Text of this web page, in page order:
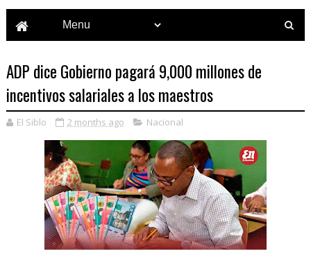
ADP dice Gobierno pagará 9,000 millones de
incentivos salariales a los maestros
El Siblo 2 months ago Nacional